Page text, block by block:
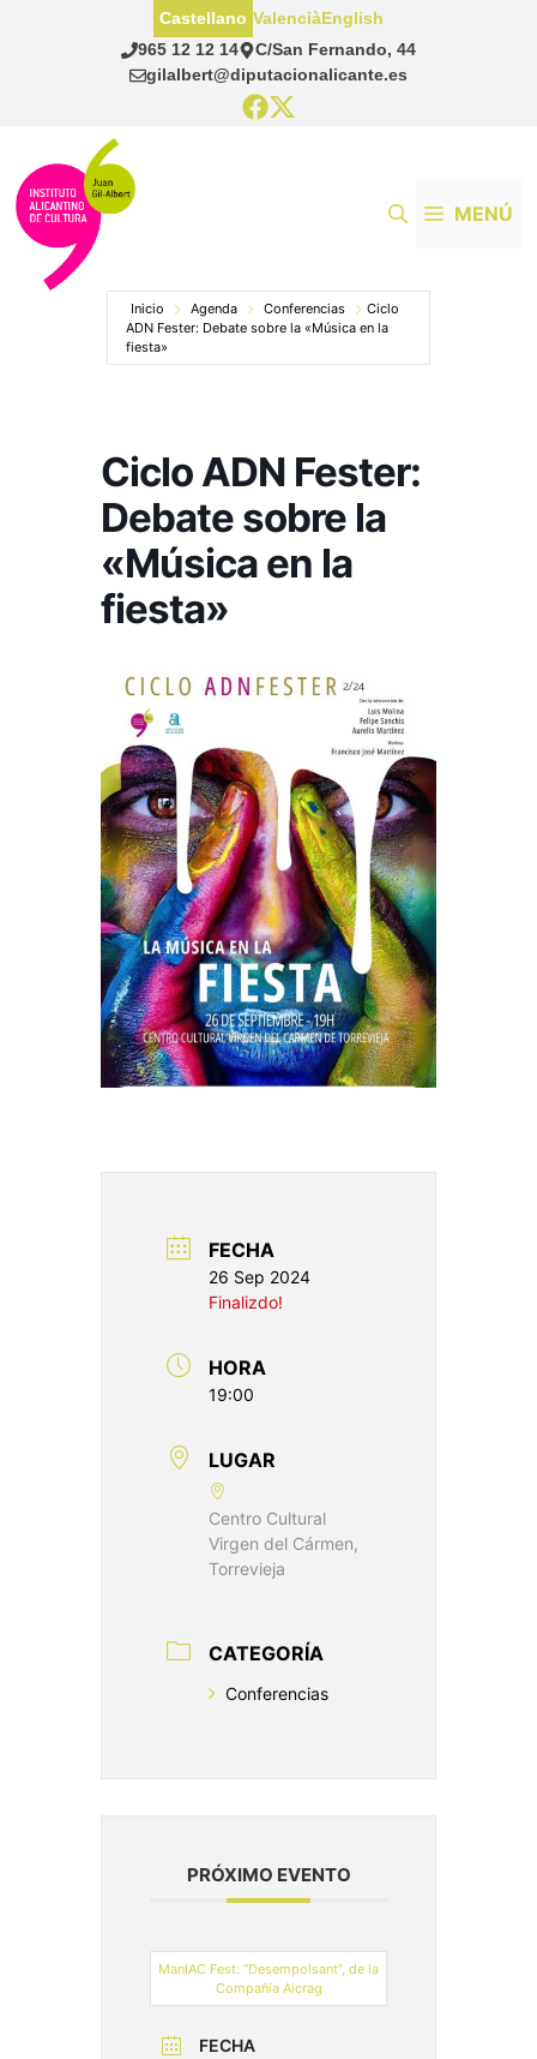
965 12 12 14
C/San Fernando, 44
gilalbert@diputacionalicante.es
Castellano ValenciàEnglish
MENÚ
Inicio Agenda Conferencias
Ciclo
ADN Fester: Debate sobre la «Música en la
fiesta»
Ciclo ADN Fester:
Debate sobre la
«Música en la
fiesta»
FECHA
26 Sep 2024
Finalizdo!
HORA
19:00
LUGAR
Centro Cultural
Virgen del Cármen,
Torrevieja
CATEGORÍA
Conferencias
PRÓXIMO EVENTO
ManIAC Fest: “Desempolsant”, de la
Compañía Aicrag
FECHA